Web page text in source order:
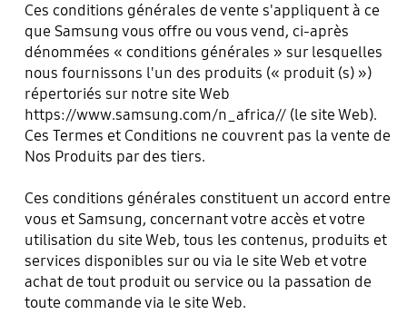
Ces conditions générales de vente s'appliquent à ce
que Samsung vous offre ou vous vend, ci-après
dénommées « conditions générales » sur lesquelles
nous fournissons l'un des produits (« produit (s) »)
répertoriés sur notre site Web
https://www.samsung.com/n_africa// (le site Web).
Ces Termes et Conditions ne couvrent pas la vente de
Nos Produits par des tiers.
Ces conditions générales constituent un accord entre
vous et Samsung, concernant votre accès et votre
utilisation du site Web, tous les contenus, produits et
services disponibles sur ou via le site Web et votre
achat de tout produit ou service ou la passation de
toute commande via le site Web.